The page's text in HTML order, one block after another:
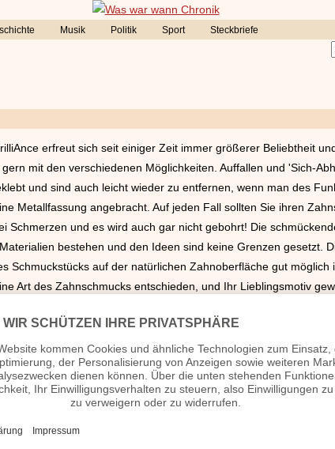
Musik Politik Sport Steckbriefe
erfreut sich seit einiger Zeit immer größerer Beliebtheit
mit den verschiedenen Möglichkeiten. Auffallen und 'Sich-
und sind auch leicht wieder zu entfernen, wenn man des
Metallfassung angebracht. Auf jeden Fall sollten Sie ihren
Schmerzen und es wird auch gar nicht gebohrt! Die
bestehen und den Ideen sind keine Grenzen gesetzt.
Schmuckstücks auf der natürlichen Zahnoberfläche gut möglich
Art des Zahnschmucks entschieden, und Ihr Lieblingsmotiv
'zaubern' zu lassen. Für das Anbringen sollten Sie mit Kosten
Es sei denn, Sie legen Wert auf einen echten
Das 20. Jahrhundert
|Impressum| Kurbio deutsch | Kurzbiografie |